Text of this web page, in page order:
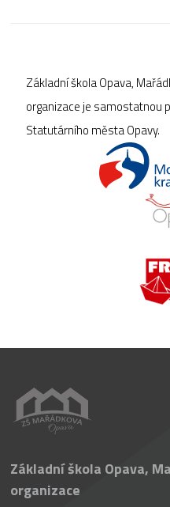
Základní škola Opava,
organizace je samostatnou
Statutárního města Opavy.
Základní škola Opava,
organizace